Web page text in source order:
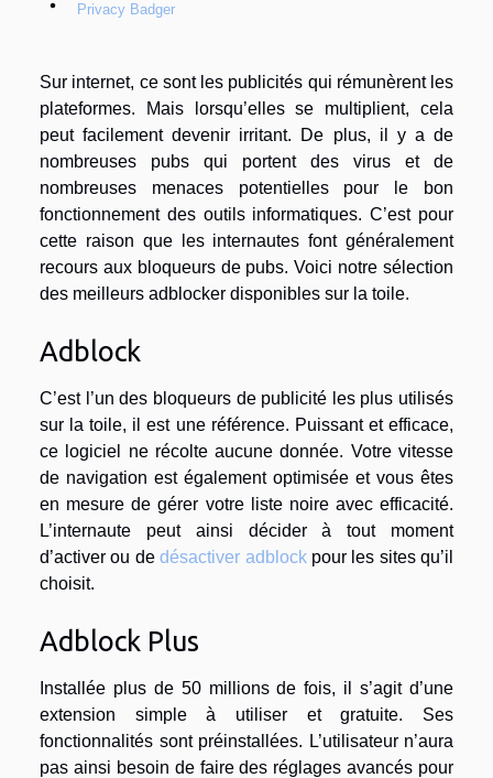
Privacy Badger
Sur internet, ce sont les publicités qui rémunèrent les
plateformes. Mais lorsqu’elles se multiplient, cela
peut facilement devenir irritant. De plus, il y a de
nombreuses pubs qui portent des virus et de
nombreuses menaces potentielles pour le bon
fonctionnement des outils informatiques. C’est pour
cette raison que les internautes font généralement
recours aux bloqueurs de pubs. Voici notre sélection
des meilleurs adblocker disponibles sur la toile.
Adblock
C’est l’un des bloqueurs de publicité les plus utilisés
sur la toile, il est une référence. Puissant et efficace,
ce logiciel ne récolte aucune donnée. Votre vitesse
de navigation est également optimisée et vous êtes
en mesure de gérer votre liste noire avec efficacité.
L’internaute peut ainsi décider à tout moment
d’activer ou dedésactiver adblock pour les sites qu’il
choisit.
Adblock Plus
Installée plus de 50 millions de fois, il s’agit d’une
extension simple à utiliser et gratuite. Ses
fonctionnalités sont préinstallées. L’utilisateur n’aura
pas ainsi besoin de faire des réglages avancés pour